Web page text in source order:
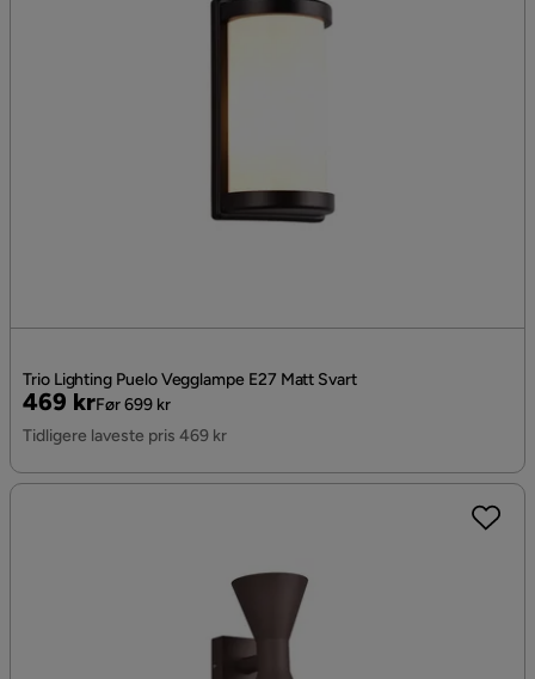
Trio Lighting Puelo Vegglampe E27 Matt Svart
Pris
469 kr
Original
Pris
Før 699 kr
Tidligere laveste pris 469 kr